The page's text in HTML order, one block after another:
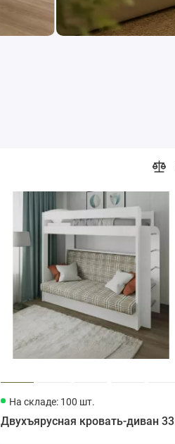
На складе: 100 шт.
Двухъярусная кровать-диван 33